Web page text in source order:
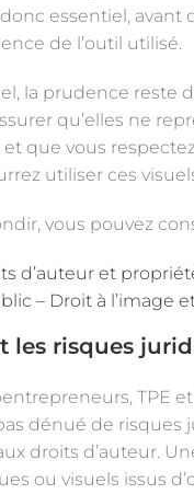
essentiel,
de l’outil utilisé.
la prudence reste
qu’elles ne
que vous
utiliser ces
vous pouvez
d’auteur et
– Droit à l’image
les risques
TPE
dénué de
droits d’auteur.
ou visuels issus